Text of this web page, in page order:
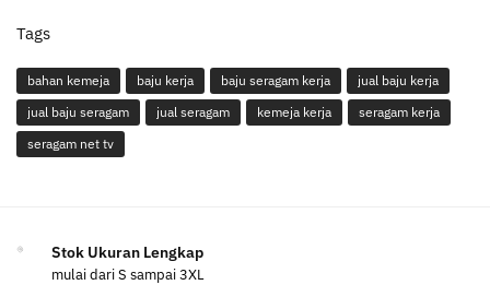
Tags
bahan kemeja baju kerja baju seragam kerja
jual baju kerja
jual baju seragam
jual seragam kemeja kerja
seragam kerja
seragam net tv
Stok Ukuran Lengkap
mulai dari S sampai 3XL